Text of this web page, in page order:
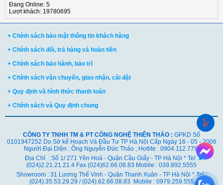
Đang Online: 5
Lượt khách: 19780695
+ Chính sách bảo mật thông tin khách hàng
+ Chính sách đổi, trả hàng và hoàn tiền
+ Chính sách bảo hành, bảo trì
+ Chính sách vận chuyển, giao nhận, cài đặt
+ Quy định và hình thức thanh toán
+ Chính sách và Quy định chung
CÔNG TY TNHH TM & PT CÔNG NGHỆ THIÊN THẢO : GPKD Số
0101947252 Do Sở kế Hoạch Và Đầu Tư TP Hà Nội Cấp Ngày 16 - 05 - 2006
Người Đại Diện : Ông Nguyễn Đức Thảo ; Hotlite : 0904.112.779
Địa Chỉ : Số 1/ 271 Yên Hoà - Quận Cầu Giấy - TP Hà Nội * Tel :
(024)2.21.21.21.4 Fax (024)62.66.08.83 Mobile : 039.892.5555
Showroom : 31 Lương Thế Vinh - Quận Thanh Xuân - TP Hà Nội *Tel :
(024).35.53.29.29 / (024).62.66.08.83 Mobile : 0979.259.555